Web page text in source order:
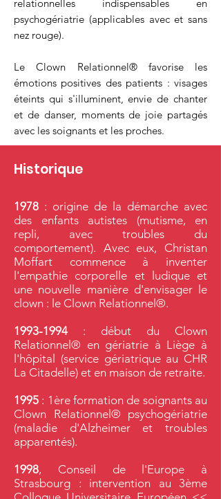
relationnelles indispensables en
psychogériatrie (applicables avec et sans
nez rouge).
Le Clown Relationnel® favorise les
émotions positives des patients : visages
éteints qui s'illuminent, envie de chanter
et de danser, moments de joie partagés
avec les soignants et les proches.
Historique
1978 : origine de la démarche avec
des enfants autistes (mutisme, en
repli, avec troubles du
comportement). Avec eux, Christan
Moffart commence à inventer
l'empathie corporelle et ludique et
une nouvelle manière d'envisager le
clown : le Clown Relationnel®.
1993-1994: début du Clown
Relationnel® en gériatrie à Liège à
l'hôpital (service gériatrique au CHR
La Citadelle) et en maison de retraite.
1995 : 1ère formation de soignants au
Clown Relationnel® psychogériatrie
(maladie d'Alzheimer et troubles
apparentés).
1998, Conseil de l'Europe à
Strasbourg : intervention au 3ème